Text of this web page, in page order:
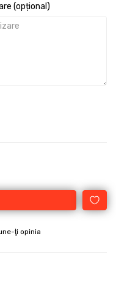
(opțional)
ţi opinia